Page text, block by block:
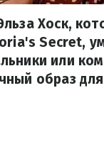
Хоск,
Secret,
или
образ